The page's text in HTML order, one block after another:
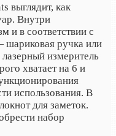
выглядит, как
Внутри
и в соответствии с
ручка или
измеритель
хватает на 6 и
использования. В
для заметок.
набор